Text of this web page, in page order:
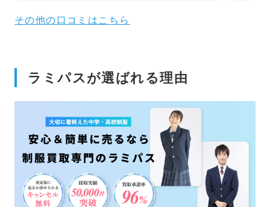
その他の口コミはこちら
ラミパスが選ばれる理由